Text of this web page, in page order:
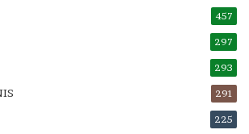
457
297
293
291
225